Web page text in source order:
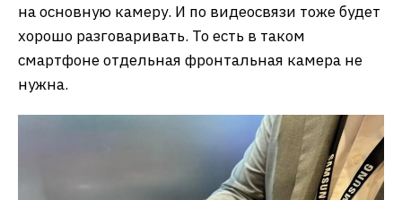
на основную камеру. И по видеосвязи тоже будет
хорошо разговаривать. То есть в таком
смартфоне отдельная фронтальная камера не
нужна.